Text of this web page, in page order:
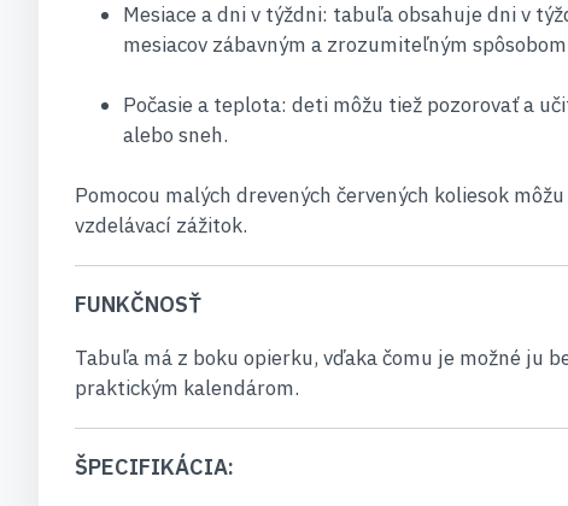
Mesiace a dni v týždni: tabuľa obsahuje dni v
mesiacov zábavným a zrozumiteľným
Počasie a teplota: deti môžu tiež pozorovať a
alebo sneh.
Pomocou malých drevených červených koliesok
vzdelávací zážitok.
FUNKČNOSŤ
Tabuľa má z boku opierku, vďaka čomu je možné ju
praktickým kalendárom.
ŠPECIFIKÁCIA: